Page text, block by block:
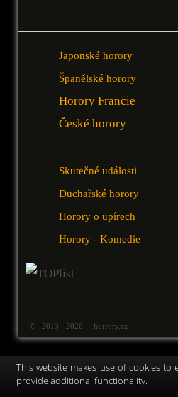
Japonské horory
Španělské horory
Horory Francie
České horory
Skutečné události
Duchařské horory
Horory o upírech
Horory - Komedie
© 2013 - 2026 horrory.cz
This website makes use of cookies
provide additional functionality.